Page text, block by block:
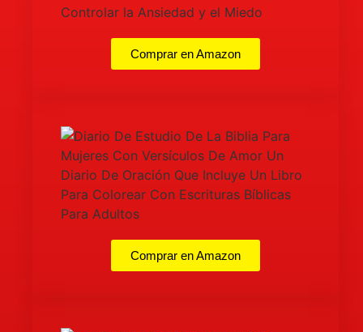
Comprar en Amazon
Comprar en Amazon